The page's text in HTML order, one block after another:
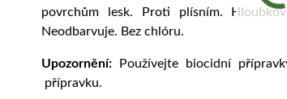
povrchům lesk. Proti plísním.
Neodbarvuje. Bez chlóru.
Upozornění:
Používejte biocidní
přípravku.